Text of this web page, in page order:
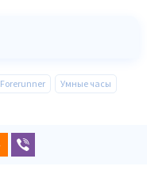
Forerunner Умные часы